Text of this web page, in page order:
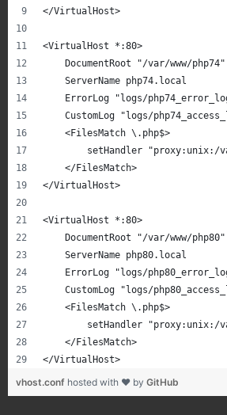
</VirtualHost>
<VirtualHost *:80>
    DocumentRoot "/var/www/php74"
    ServerName php74.local
ErrorLog "logs/
CustomLog "logs/
    <FilesMatch \.php$>
setHandler "proxy:unix:/
    </FilesMatch>
</VirtualHost>
<VirtualHost *:80>
    DocumentRoot "/var/www/php80"
    ServerName php80.local
ErrorLog "logs/
CustomLog "logs/
    <FilesMatch \.php$>
setHandler "proxy:unix:/
    </FilesMatch>
</VirtualHost>
vhost.conf hosted with ❤ by GitHub